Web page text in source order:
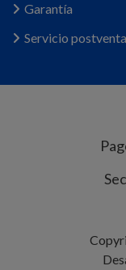
Garantía
Servicio postventa